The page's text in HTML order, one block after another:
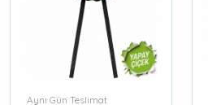
Aynı Gün Teslimat